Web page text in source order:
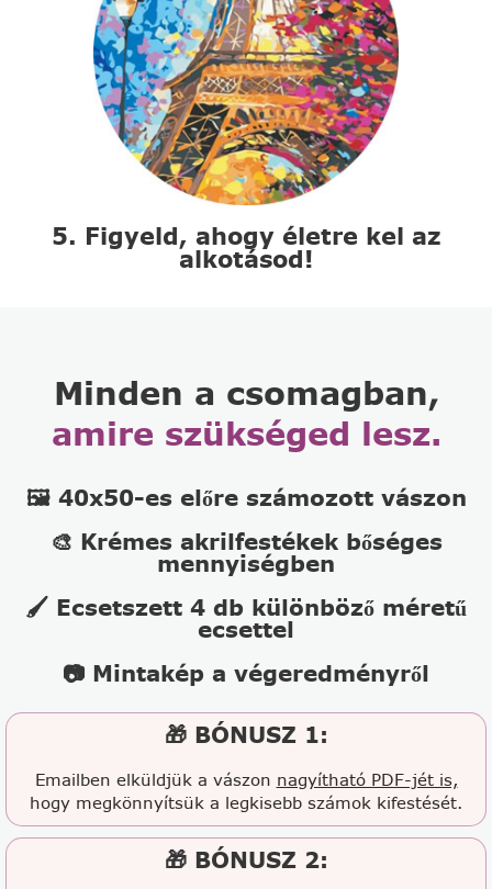
5. Figyeld, ahogy életre kel az
alkotásod!
Minden a csomagban,
amire szükséged lesz.
🖼️ 40x50-es előre számozott vászon
🎨 Krémes akrilfestékek bőséges
mennyiségben
🖌️ Ecsetszett 4 db különböző méretű
ecsettel
📷 Mintakép a végeredményről
🎁 BÓNUSZ 1:
Emailben elküldjük a vászon nagyítható PDF-jét is,
hogy megkönnyítsük a legkisebb számok kifestését.
🎁 BÓNUSZ 2: